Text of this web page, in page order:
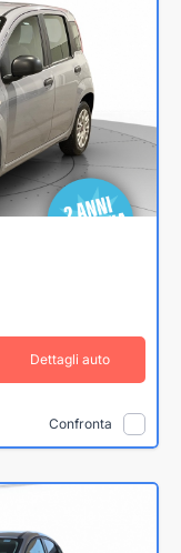
Dettagli auto
Confronta